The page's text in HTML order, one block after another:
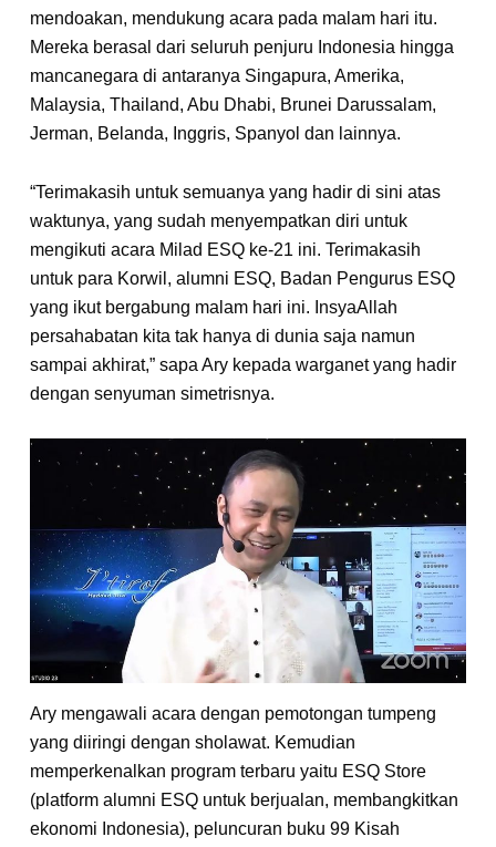
mendoakan, mendukung acara pada malam hari itu.
Mereka berasal dari seluruh penjuru Indonesia hingga
mancanegara di antaranya Singapura, Amerika,
Malaysia, Thailand, Abu Dhabi, Brunei Darussalam,
Jerman, Belanda, Inggris, Spanyol dan lainnya.
“Terimakasih untuk semuanya yang hadir di sini atas
waktunya, yang sudah menyempatkan diri untuk
mengikuti acara Milad ESQ ke-21 ini. Terimakasih
untuk para Korwil, alumni ESQ, Badan Pengurus ESQ
yang ikut bergabung malam hari ini. InsyaAllah
persahabatan kita tak hanya di dunia saja namun
sampai akhirat,” sapa Ary kepada warganet yang hadir
dengan senyuman simetrisnya.
Ary mengawali acara dengan pemotongan tumpeng
yang diiringi dengan sholawat. Kemudian
memperkenalkan program terbaru yaitu ESQ Store
(platform alumni ESQ untuk berjualan, membangkitkan
ekonomi Indonesia), peluncuran buku 99 Kisah